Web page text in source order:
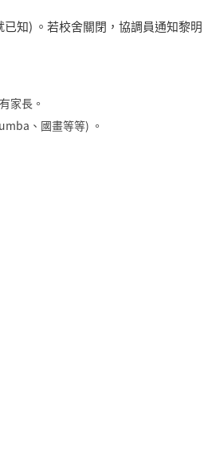
已知) 。若校舍關閉，協調員通知黎明
家長。
、國畫等等) 。